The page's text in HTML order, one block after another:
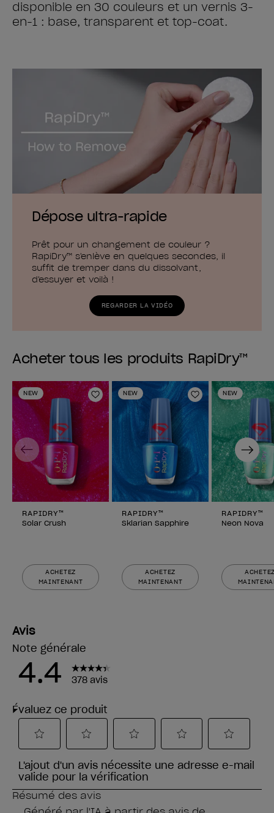
disponible en 30 couleurs et un vernis 3-
en-1 : base, transparent et top-coat.
Dépose ultra-rapide
Prêt pour un changement de couleur ?
RapiDry™ s'enlève en quelques secondes, il
suffit de tremper dans du dissolvant,
d'essuyer et voilà !
REGARDER LA VIDÉO
Acheter tous les produits RapiDry™
NEW
Ajouter aux favoris
RAPIDRY™
Solar Crush
ACHETEZ
MAINTENANT
NEW
Ajouter aux
RAPIDRY™
Sklarian Sapphire
ACHETEZ
MAINTENANT
NEW
RAPIDRY™
Neon Nova
Previous Next